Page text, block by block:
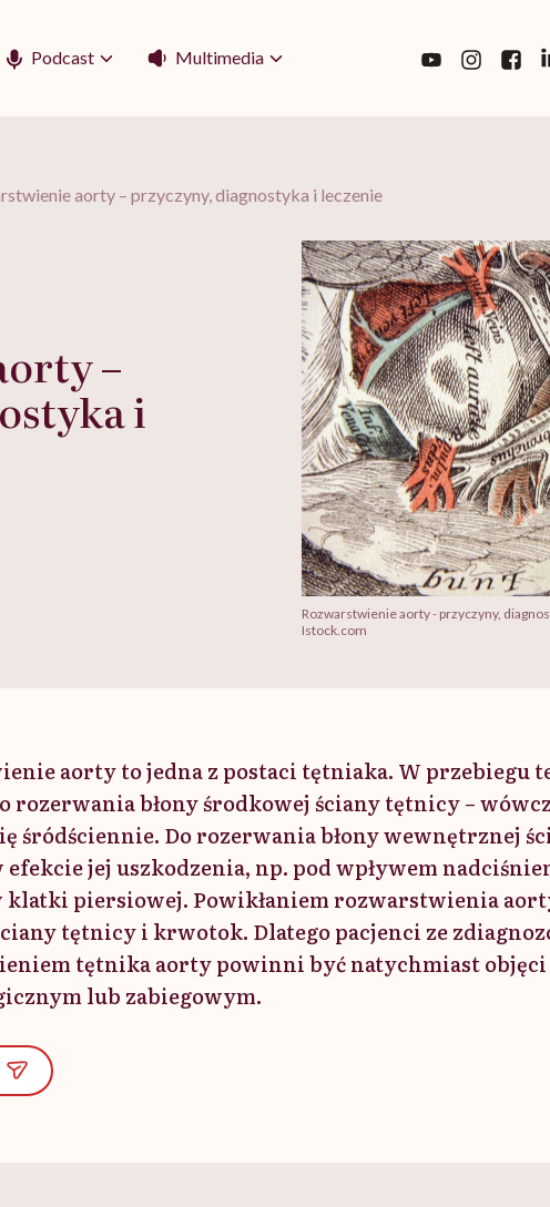
Podcast Multimedia
aorty – przyczyny, diagnostyka i leczenie
–
i
Rozwarstwienie aorty - przyczyny,
Istock.com
aorty to jedna z postaci tętniaka. W przebiegu
rozerwania błony środkowej ściany tętnicy –
śródściennie. Do rozerwania błony wewnętrznej
efekcie jej uszkodzenia, np. pod wpływem
klatki piersiowej. Powikłaniem rozwarstwienia
tętnicy i krwotok. Dlatego pacjenci ze
tętnika aorty powinni być natychmiast objęci
lub zabiegowym.